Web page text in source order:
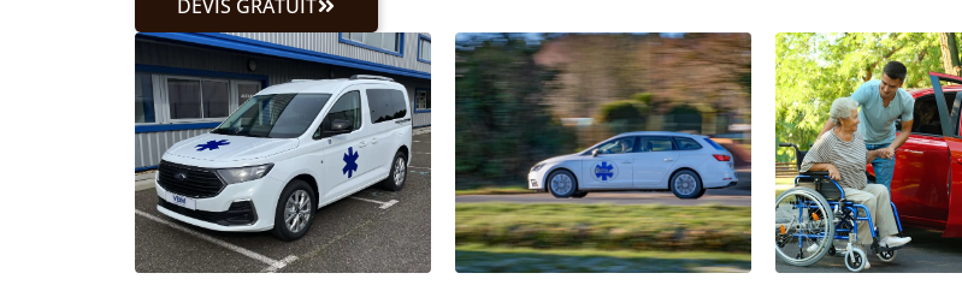
DEVIS GRATUIT